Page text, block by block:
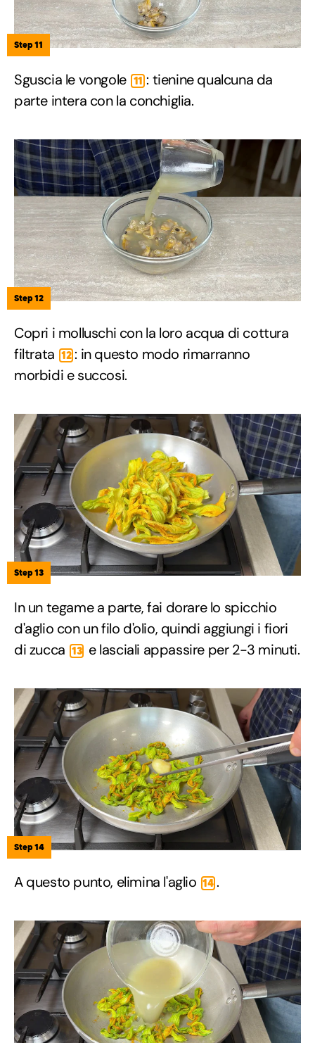
Step 11
Sguscia le vongole 11 : tienine qualcuna da
parte intera con la conchiglia.
Step 12
Copri i molluschi con la loro acqua di cottura
filtrata 12 : in questo modo rimarranno
morbidi e succosi.
Step 13
In un tegame a parte, fai dorare lo spicchio
d'aglio con un filo d'olio, quindi aggiungi i fiori
di zucca 13 e lasciali appassire per 2-3 minuti.
Step 14
A questo punto, elimina l'aglio 14 .